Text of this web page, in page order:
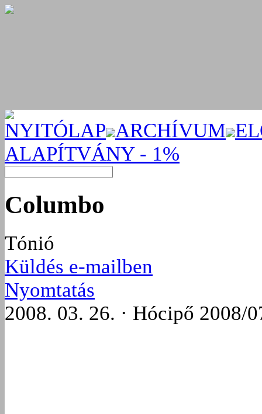
NYITÓLAP ARCHÍVUM
ALAPÍTVÁNY - 1%
Columbo
Tónió
Küldés e-mailben
Nyomtatás
2008. 03. 26. · Hócipő 2008/